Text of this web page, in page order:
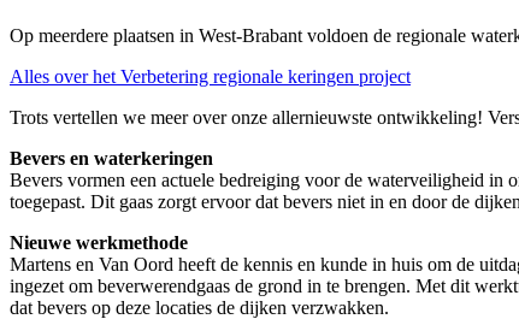
Op meerdere plaatsen in West-Brabant voldoen de regionale
Alles over het Verbetering regionale keringen project
Trots vertellen we meer over onze allernieuwste ontwikkeling!
Bevers en waterkeringen
Bevers vormen een actuele bedreiging voor de waterveiligheid in
toegepast. Dit gaas zorgt ervoor dat bevers niet in en door de
Nieuwe werkmethode
Martens en Van Oord heeft de kennis en kunde in huis om de
ingezet om beverwerendgaas de grond in te brengen. Met dit
dat bevers op deze locaties de dijken verzwakken.